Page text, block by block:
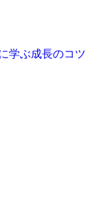
学ぶ成長のコツ